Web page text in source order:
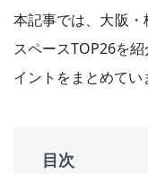
本記事では、大阪
スペースTOP26を
イントをまとめてい
目次